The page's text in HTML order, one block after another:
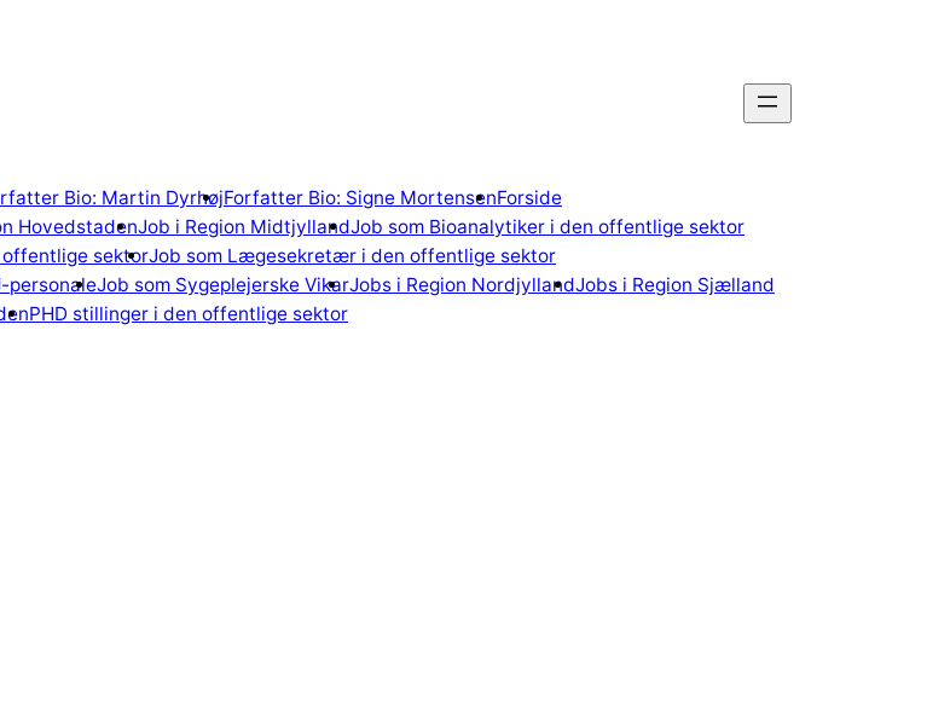
Bio: Martin DyrhøjForfatter Bio: Signe MortensenForside
HovedstadenJob i Region MidtjyllandJob som Bioanalytiker i den offentlige sektor
sektorJob som Lægesekretær i den offentlige sektor
personaleJob som Sygeplejerske VikarJobs i Region NordjyllandJobs i Region Sjælland
PHD stillinger i den offentlige sektor